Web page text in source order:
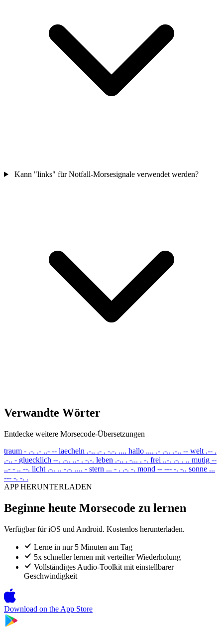
Kann "links" für Notfall-Morsesignale verwendet werden?
Verwandte Wörter
Entdecke weitere Morsecode-Übersetzungen
traum - .-. .- ..- -- laecheln .-.. .- . -.-. .... hallo .... .- .-.. .-.. -- welt .-- .
.-.. - gluecklich --. .-.. ..- . -.-. leben .-.. . -... . -. frei ..-. .-. . .. mutig --
..- - .. --. licht .-.. .. -.-. .... - stern ... - . .-. -. mond -- --- -. -.. sonne ...
--- -. -. .
APP HERUNTERLADEN
Beginne heute Morsecode zu lernen
Verfügbar für iOS und Android. Kostenlos herunterladen.
Lerne in nur 5 Minuten am Tag
5x schneller lernen mit verteilter Wiederholung
Vollständiges Audio-Toolkit mit einstellbarer
Geschwindigkeit
Download on the App Store